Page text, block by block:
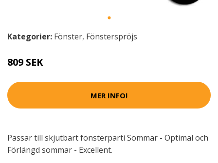
Kategorier: Fönster, Fönsterspröjs
809 SEK
MER INFO!
Passar till skjutbart fönsterparti Sommar - Optimal och
Förlängd sommar - Excellent.